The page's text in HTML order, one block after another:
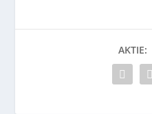
AKTIE: